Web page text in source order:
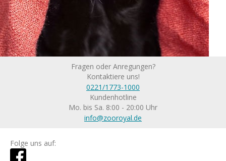
Fragen oder Anregungen?
Kontaktiere uns!
0221/1773-1000
Kundenhotline
Mo. bis Sa. 8:00 - 20:00 Uhr
info@zooroyal.de
Folge uns auf: